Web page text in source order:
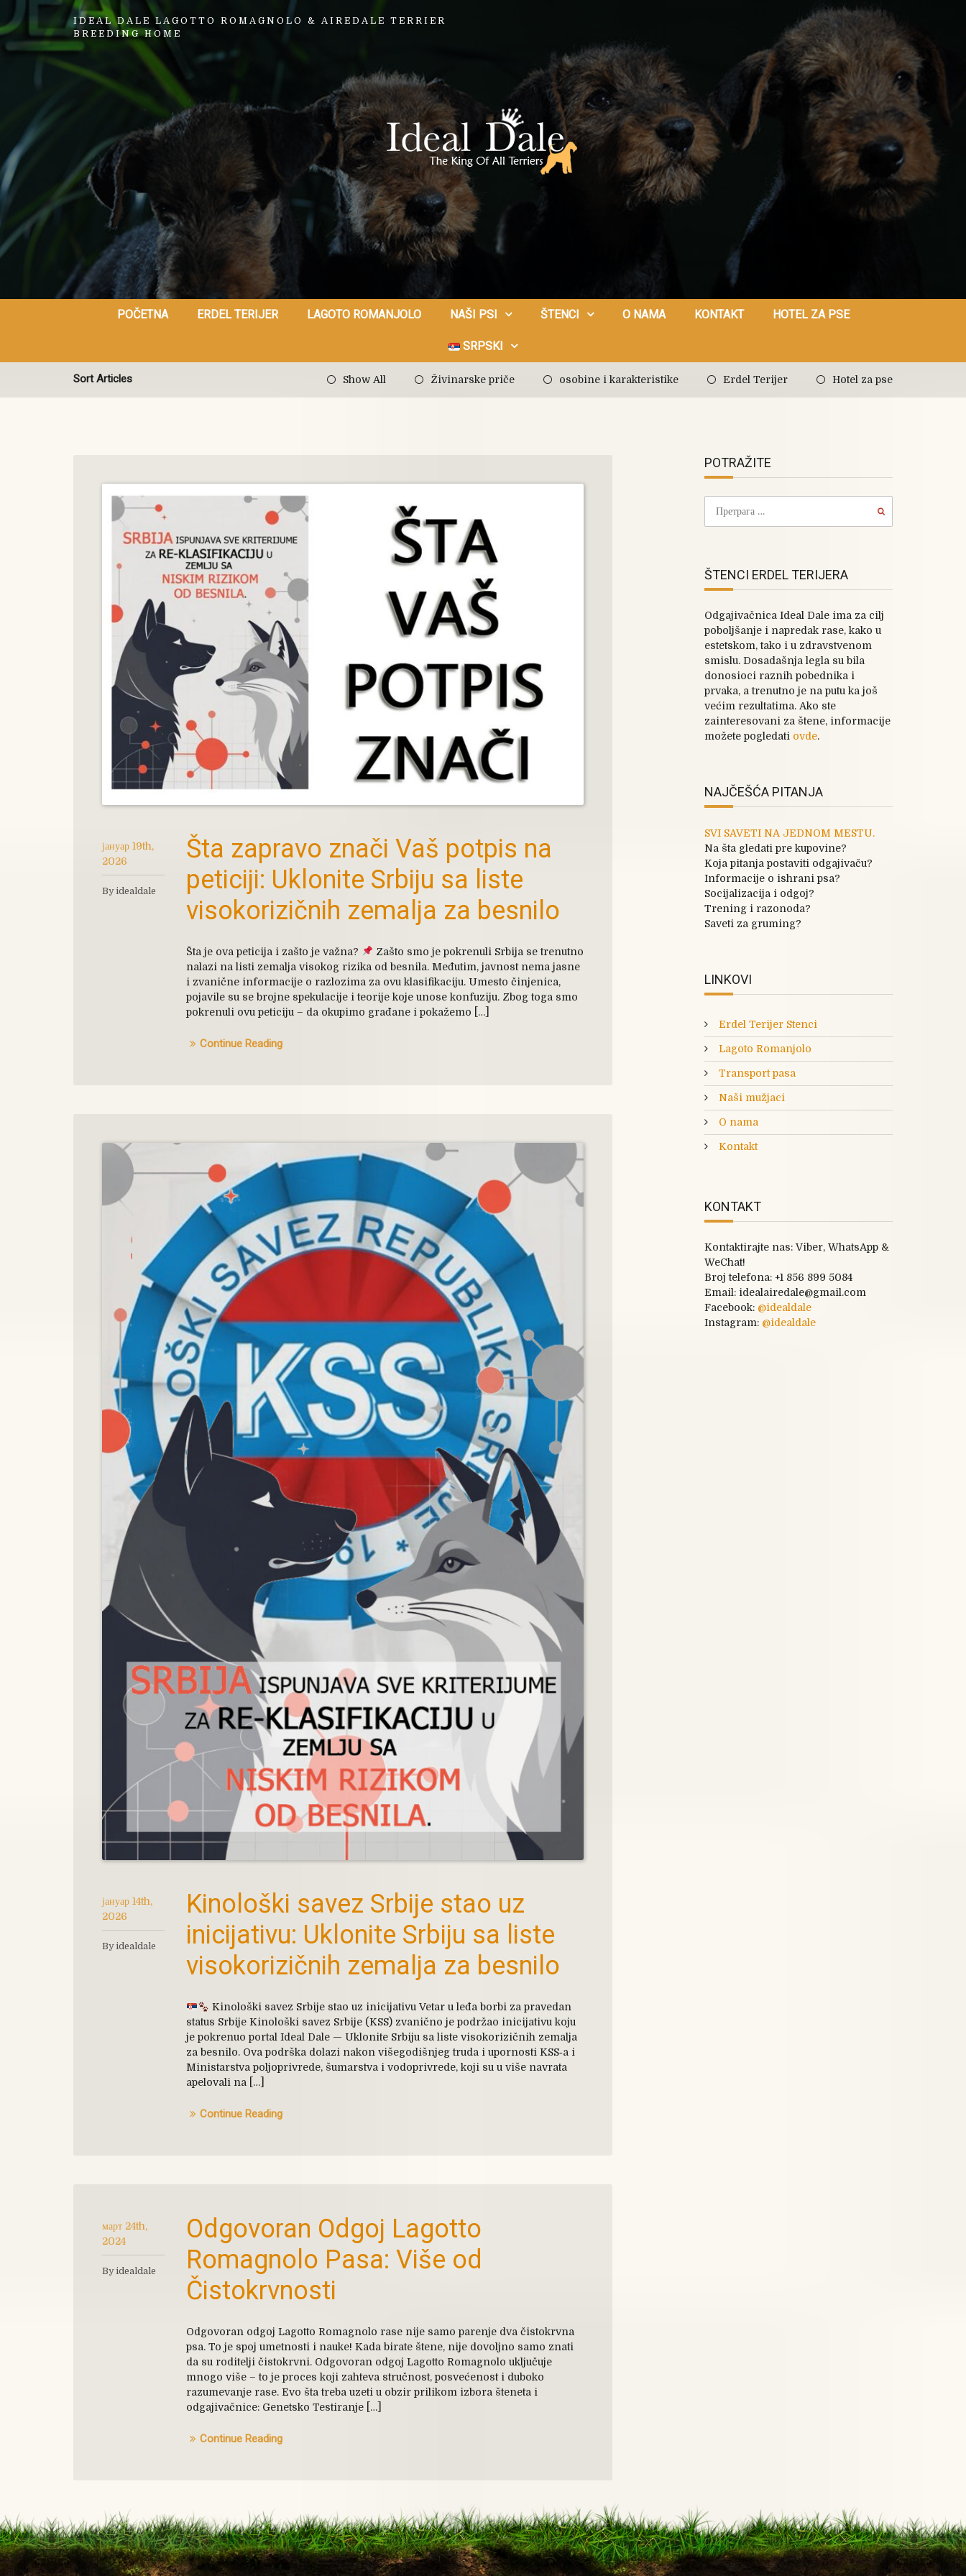
IDEAL DALE LAGOTTO ROMAGNOLO & AIREDALE TERRIER
BREEDING HOME
POČETNA ERDEL TERIJER LAGOTO ROMANJOLO NAŠI PSI ŠTENCI O NAMA KONTAKT HOTEL ZA PSE
SRPSKI
Sort Articles Show All Živinarske priče osobine i karakteristike Erdel Terijer Hotel za pse
јануар 19th,
2026
By idealdale
Šta zapravo znači Vaš potpis na
peticiji: Uklonite Srbiju sa liste
visokorizičnih zemalja za besnilo
Šta je ova peticija i zašto je važna?
Zašto smo je pokrenuli Srbija se trenutno
nalazi na listi zemalja visokog rizika od besnila. Međutim, javnost nema jasne
i zvanične informacije o razlozima za ovu klasifikaciju. Umesto činjenica,
pojavile su se brojne spekulacije i teorije koje unose konfuziju. Zbog toga smo
pokrenuli ovu peticiju – da okupimo građane i pokažemo […]
Continue Reading
јануар 14th,
2026
By idealdale
Kinološki savez Srbije stao uz
inicijativu: Uklonite Srbiju sa liste
visokorizičnih zemalja za besnilo
Kinološki savez Srbije stao uz inicijativu Vetar u leđa borbi za pravedan
status Srbije Kinološki savez Srbije (KSS) zvanično je podržao inicijativu koju
je pokrenuo portal Ideal Dale — Uklonite Srbiju sa liste visokorizičnih zemalja
za besnilo. Ova podrška dolazi nakon višegodišnjeg truda i upornosti KSS‑a i
Ministarstva poljoprivrede, šumarstva i vodoprivrede, koji su u više navrata
apelovali na […]
Continue Reading
март 24th,
2024
By idealdale
Odgovoran Odgoj Lagotto
Romagnolo Pasa: Više od
Čistokrvnosti
Odgovoran odgoj Lagotto Romagnolo rase nije samo parenje dva čistokrvna
psa. To je spoj umetnosti i nauke! Kada birate štene, nije dovoljno samo znati
da su roditelji čistokrvni. Odgovoran odgoj Lagotto Romagnolo uključuje
mnogo više – to je proces koji zahteva stručnost, posvećenost i duboko
razumevanje rase. Evo šta treba uzeti u obzir prilikom izbora šteneta i
odgajivačnice: Genetsko Testiranje […]
Continue Reading
POTRAŽITE
ŠTENCI ERDEL TERIJERA
Odgajivačnica Ideal Dale ima za cilj
poboljšanje i napredak rase, kako u
estetskom, tako i u zdravstvenom
smislu. Dosadašnja legla su bila
donosioci raznih pobednika i
prvaka, a trenutno je na putu ka još
većim rezultatima. Ako ste
zainteresovani za štene, informacije
možete pogledati ovde.
NAJČEŠĆA PITANJA
SVI SAVETI NA JEDNOM MESTU.
Na šta gledati pre kupovine?
Koja pitanja postaviti odgajivaču?
Informacije o ishrani psa?
Socijalizacija i odgoj?
Trening i razonoda?
Saveti za gruming?
LINKOVI
Erdel Terijer Stenci
Lagoto Romanjolo
Transport pasa
Naši mužjaci
O nama
Kontakt
KONTAKT
Kontaktirajte nas: Viber, WhatsApp &
WeChat!
Broj telefona: +1 856 899 5084
Email: idealairedale@gmail.com
Facebook: @idealdale
Instagram: @idealdale